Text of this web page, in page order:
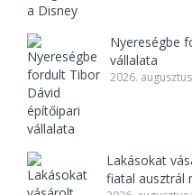
Nyereségbe
vállalata
2026.
Lakásokat
fiatal ausztrál